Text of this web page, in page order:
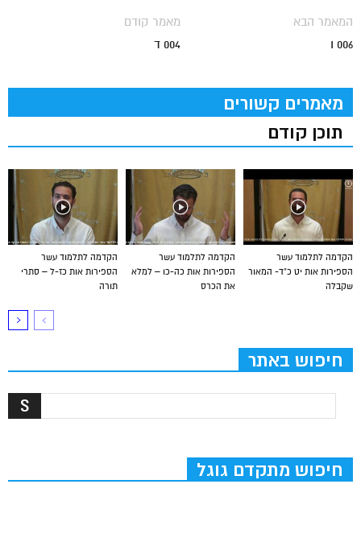
מאמר קודם
004 ד
המאמר הבא
006 ו
מאמרים קשורים
תוכן קודם
הקדמה לתלמוד עשר
הספירות אות כז-ל – סתרי
תורה
הקדמה לתלמוד עשר
הספירות אות כה-כו – למלא
את הכרס
הקדמה לתלמוד עשר
הספירות אות יט כ”ד- המאור
שקבלה
חיפוש באתר
חיפוש מתקדם גוגל